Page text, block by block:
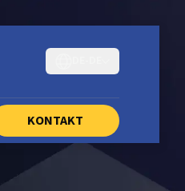
KONTAKT